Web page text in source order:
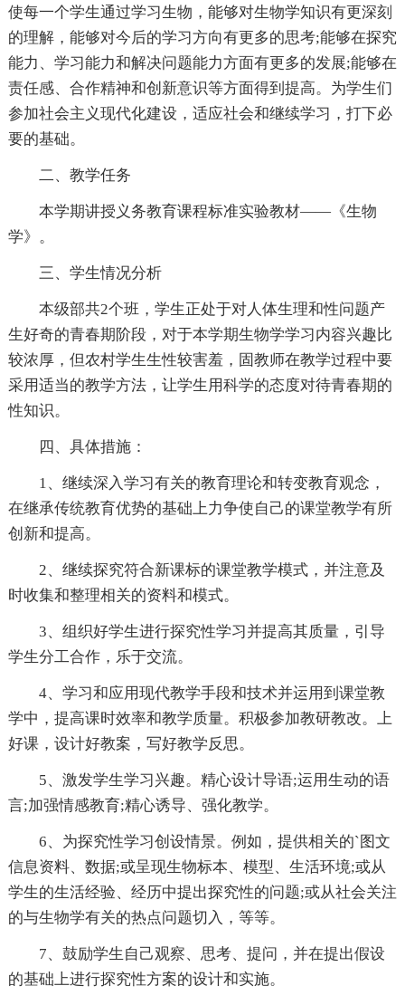
使每一个学生通过学习生物，能够对生物学知识有更深刻
的理解，能够对今后的学习方向有更多的思考;能够在探究
能力、学习能力和解决问题能力方面有更多的发展;能够在
责任感、合作精神和创新意识等方面得到提高。为学生们
参加社会主义现代化建设，适应社会和继续学习，打下必
要的基础。
二、教学任务
本学期讲授义务教育课程标准实验教材——《生物
学》。
三、学生情况分析
本级部共2个班，学生正处于对人体生理和性问题产
生好奇的青春期阶段，对于本学期生物学学习内容兴趣比
较浓厚，但农村学生生性较害羞，固教师在教学过程中要
采用适当的教学方法，让学生用科学的态度对待青春期的
性知识。
四、具体措施：
1、继续深入学习有关的教育理论和转变教育观念，
在继承传统教育优势的基础上力争使自己的课堂教学有所
创新和提高。
2、继续探究符合新课标的课堂教学模式，并注意及
时收集和整理相关的资料和模式。
3、组织好学生进行探究性学习并提高其质量，引导
学生分工合作，乐于交流。
4、学习和应用现代教学手段和技术并运用到课堂教
学中，提高课时效率和教学质量。积极参加教研教改。上
好课，设计好教案，写好教学反思。
5、激发学生学习兴趣。精心设计导语;运用生动的语
言;加强情感教育;精心诱导、强化教学。
6、为探究性学习创设情景。例如，提供相关的`图文
信息资料、数据;或呈现生物标本、模型、生活环境;或从
学生的生活经验、经历中提出探究性的问题;或从社会关注
的与生物学有关的热点问题切入，等等。
7、鼓励学生自己观察、思考、提问，并在提出假设
的基础上进行探究性方案的设计和实施。